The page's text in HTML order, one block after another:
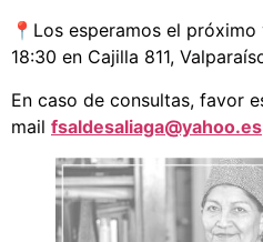
📍Los esperamos el
18:30 en Cajilla 811,
En caso de consultas, favor
mail fsaldesaliaga@yahoo.es